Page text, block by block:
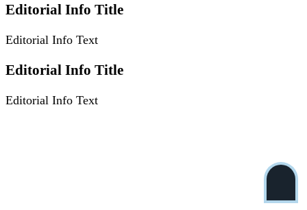
Editorial Info Title
Editorial Info Text
Editorial Info Title
Editorial Info Text